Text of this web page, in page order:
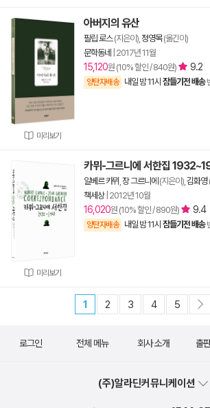
미리보기
아버지의 유산
필립 로스(지은이), 정영목(옮긴이)
문학동네
2017년 11월
15,120원 (10% 할인 / 840원) 9.2
양탄자배송 내일 밤 11시 잠들기전 배송
미리보기
카뮈-그르니에 서한집
알베르 카뮈 장 그르니에 (지은이), 김화영
책세상| 2012년 10월
16,020원 (10% 할인 / 890원) 9.4
양탄자배송 내일 밤 11시 잠들기전 배송
1 2 3 4 5
로그인 전체 메뉴 회사 소개 출
(주)알라딘커뮤니케이션